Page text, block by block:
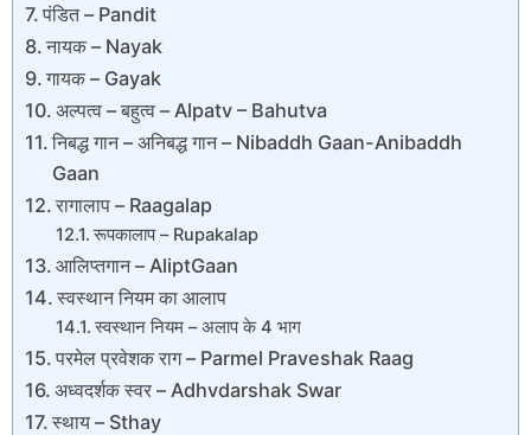
पंडित – Pandit
नायक – Nayak
गायक – Gayak
अल्पत्व – बहुत्व – Alpatv – Bahutva
निबद्ध गान – अनिबद्ध गान – Nibaddh Gaan-Anibaddh
Gaan
रागालाप – Raagalap
रूपकालाप – Rupakalap
आलिप्तगान – AliptGaan
स्वस्थान नियम का आलाप
स्वस्थान नियम – अलाप के 4 भाग
परमेल प्रवेशक राग – Parmel Praveshak Raag
अध्वदर्शक स्वर – Adhvdarshak Swar
स्थाय – Sthay